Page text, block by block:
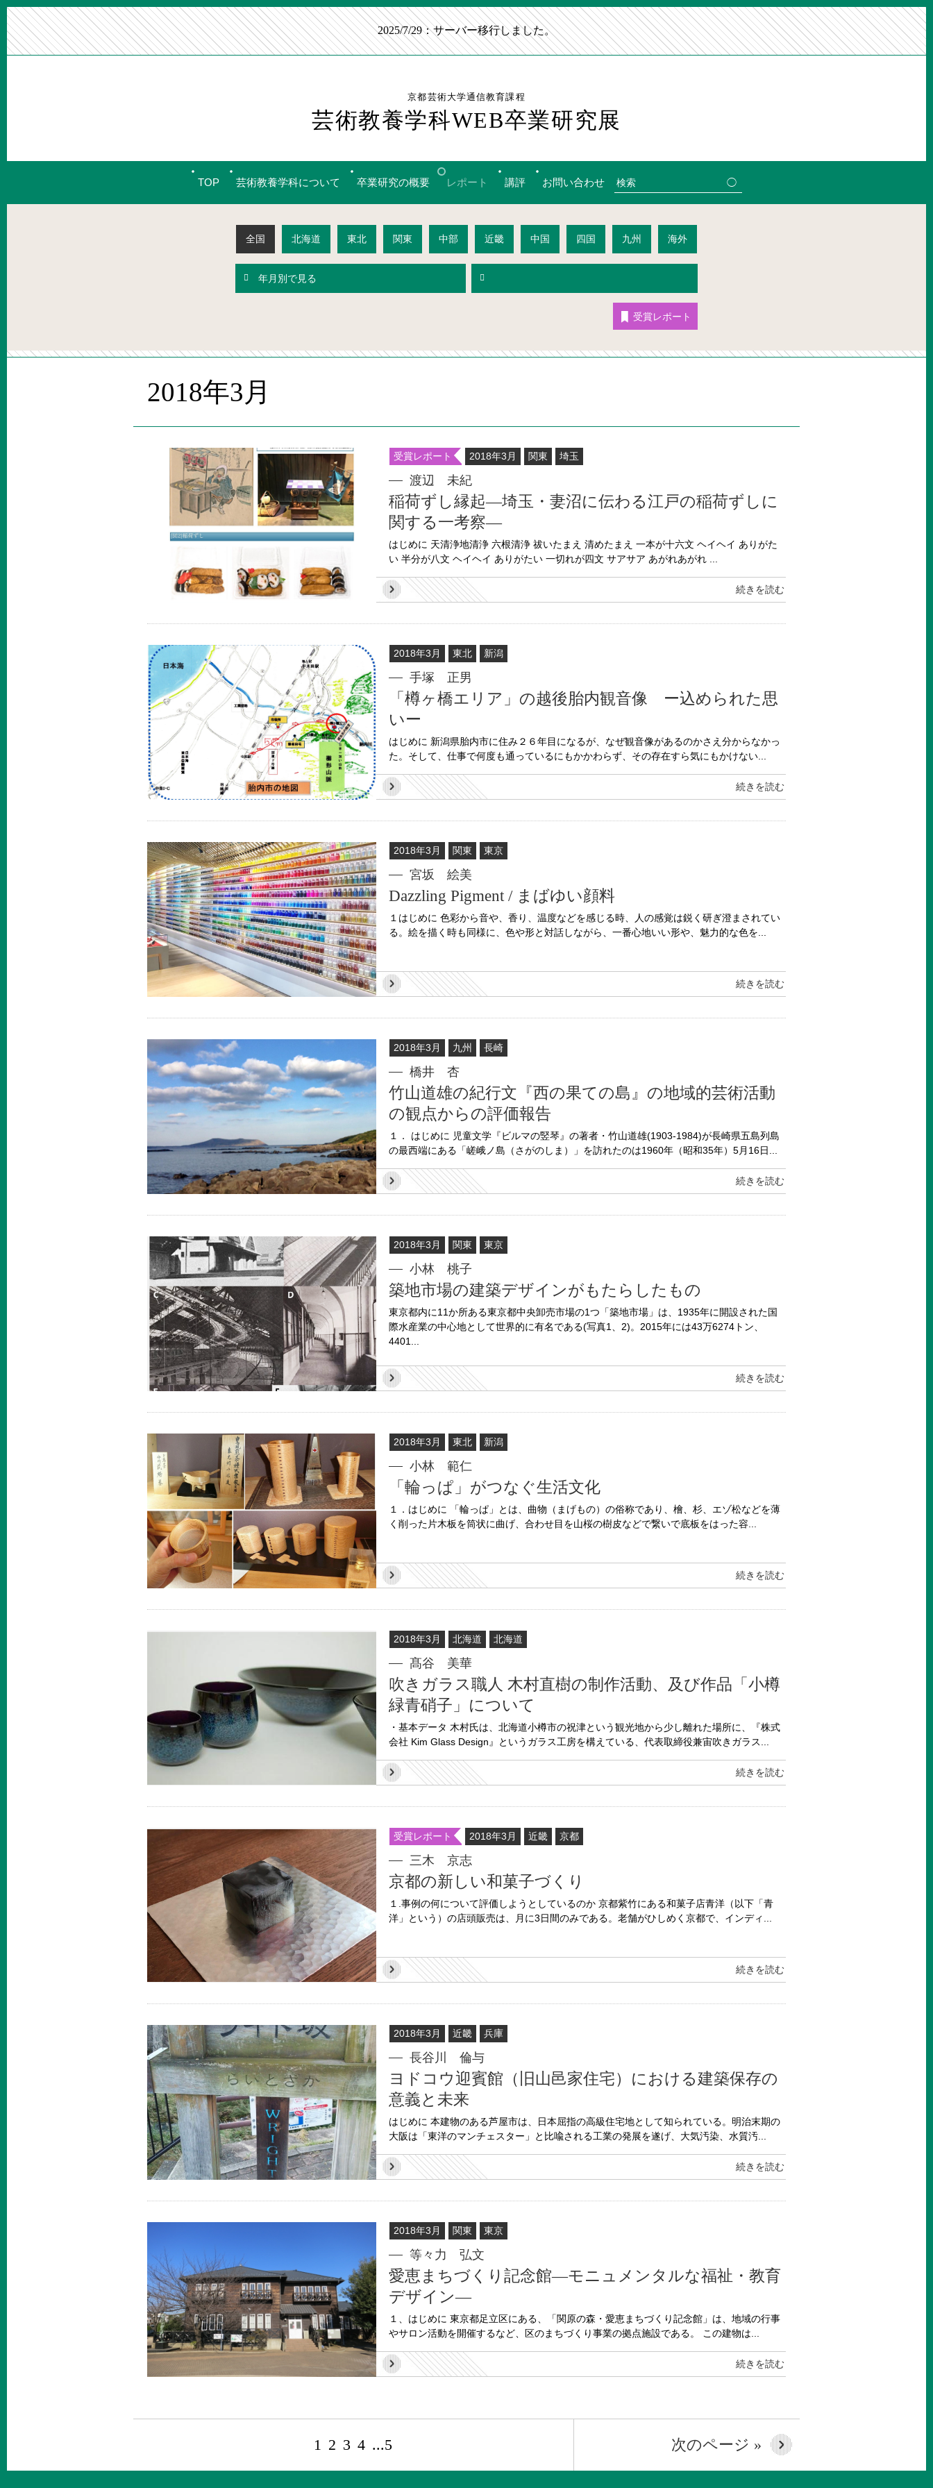
2025/7/29：サーバー移行しました。
京都芸術大学通信教育課程
芸術教養学科WEB卒業研究展
TOP 芸術教養学科について 卒業研究の概要 レポート 講評 お問い合わせ
全国 北海道 東北 関東 中部 近畿 中国 四国 九州 海外
受賞レポート
2018年3月
受賞レポート 2018年3月 関東 埼玉
渡辺 未紀
稲荷ずし縁起―埼玉・妻沼に伝わる江戸の稲荷ずしに
関する一考察―
はじめに 天清浄地清浄 六根清浄 祓いたまえ 清めたまえ 一本が十六文 ヘイヘイ ありがた
い 半分が八文 ヘイヘイ ありがたい 一切れが四文 サアサア あがれあがれ ...
続きを読む
2018年3月 東北 新潟
手塚 正男
「樽ヶ橋エリア」の越後胎内観音像 ー込められた思
いー
はじめに 新潟県胎内市に住み２６年目になるが、なぜ観音像があるのかさえ分からなかっ
た。そして、仕事で何度も通っているにもかかわらず、その存在すら気にもかけない...
続きを読む
2018年3月 関東 東京
宮坂 絵美
Dazzling Pigment / まばゆい顔料
１はじめに 色彩から音や、香り、温度などを感じる時、人の感覚は鋭く研ぎ澄まされてい
る。絵を描く時も同様に、色や形と対話しながら、一番心地いい形や、魅力的な色を...
続きを読む
2018年3月 九州 長崎
橋井 杏
竹山道雄の紀行文『西の果ての島』の地域的芸術活動
の観点からの評価報告
１． はじめに 児童文学『ビルマの竪琴』の著者・竹山道雄(1903-1984)が長崎県五島列島
の最西端にある「嵯峨ノ島（さがのしま）」を訪れたのは1960年（昭和35年）5月16日...
続きを読む
2018年3月 関東 東京
小林 桃子
築地市場の建築デザインがもたらしたもの
東京都内に11か所ある東京都中央卸売市場の1つ「築地市場」は、1935年に開設された国
際水産業の中心地として世界的に有名である(写真1、2)。2015年には43万6274トン、
4401...
続きを読む
2018年3月 東北 新潟
小林 範仁
「輪っぱ」がつなぐ生活文化
１．はじめに 「輪っぱ」とは、曲物（まげもの）の俗称であり、檜、杉、エゾ松などを薄
く削った片木板を筒状に曲げ、合わせ目を山桜の樹皮などで繋いで底板をはった容...
続きを読む
2018年3月 北海道 北海道
髙谷 美華
吹きガラス職人 木村直樹の制作活動、及び作品「小樽
緑青硝子」について
・基本データ 木村氏は、北海道小樽市の祝津という観光地から少し離れた場所に、『株式
会社 Kim Glass Design』というガラス工房を構えている、代表取締役兼宙吹きガラス...
続きを読む
受賞レポート 2018年3月 近畿 京都
三木 京志
京都の新しい和菓子づくり
１.事例の何について評価しようとしているのか 京都紫竹にある和菓子店青洋（以下「青
洋」という）の店頭販売は、月に3日間のみである。老舗がひしめく京都で、インディ...
続きを読む
2018年3月 近畿 兵庫
長谷川 倫与
ヨドコウ迎賓館（旧山邑家住宅）における建築保存の
意義と未来
はじめに 本建物のある芦屋市は、日本屈指の高級住宅地として知られている。明治末期の
大阪は「東洋のマンチェスター」と比喩される工業の発展を遂げ、大気汚染、水質汚...
続きを読む
2018年3月 関東 東京
等々力 弘文
愛恵まちづくり記念館―モニュメンタルな福祉・教育
デザイン―
１、はじめに 東京都足立区にある、「関原の森・愛恵まちづくり記念館」は、地域の行事
やサロン活動を開催するなど、区のまちづくり事業の拠点施設である。 この建物は...
続きを読む
1 2 34 次のページ »
...5